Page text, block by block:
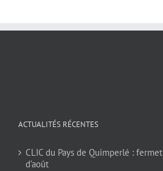
ACTUALITÉS RÉCENTES
CLIC du Pays de Quimperlé :
d’août